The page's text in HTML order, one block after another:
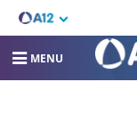
MENU